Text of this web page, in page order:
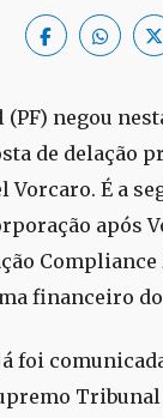
negou
de delação
Vorcaro. É a
após
Compliance
financeiro
foi
Tribunal